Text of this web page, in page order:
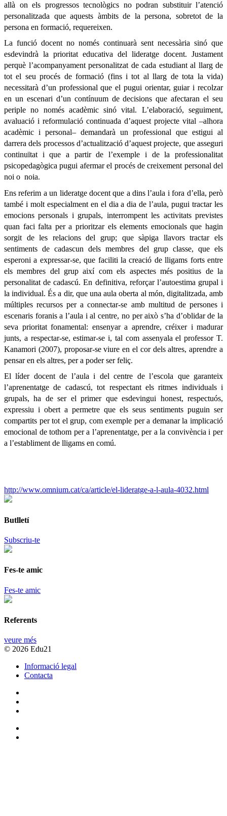
allà on els progressos tecnològics no podran substituir l’atenció
personalitzada que aquests àmbits de la persona, sobretot de la
persona en formació, requereixen.
La funció docent no només continuarà sent necessària sinó que
esdevindrà la prioritat educativa del lideratge docent. Justament
perquè l’acompanyament personalitzat de cada estudiant al llarg de
tot el seu procés de formació (fins i tot al llarg de tota la vida)
necessitarà d’un professional que el pugui orientar, guiar i recolzar
en un escenari d’un contínuum de decisions que afectaran el seu
periple no només acadèmic sinó vital. L’elaboració, seguiment,
avaluació i reformulació continuada d’aquest projecte vital –alhora
acadèmic i personal– demandarà un professional que estigui al
darrera dels processos d’actualització d’aquest projecte, que asseguri
continuïtat i que a partir de l’exemple i de la professionalitat
psicopedagògica pugui afermar el procés de creixement personal del
noi o noia.
Ens referim a un lideratge docent que a dins l’aula i fora d’ella, però
també i molt especialment en el dia a dia de l’aula, pugui tractar les
emocions personals i grupals, interrompent les activitats previstes
quan faci falta per a prioritzar els elements emocionals que hagin
sorgit de les relacions del grup; que sàpiga llavors tractar els
sentiments de cadascun dels membres del grup classe, que els
esperoni a expressar-se, que faciliti la creació de lligams forts entre
els membres del grup així com els aspectes més positius de la
personalitat de cadascú. En definitiva, reforçar l’autoestima grupal i
la individual. És a dir, que una aula oberta al món, digitalitzada, amb
múltiples recursos per a connectar-se amb multitud de persones i
escenaris foranis a l’aula i al centre, no per això s’ha d’oblidar de la
seva prioritat fonamental: ensenyar a aprendre, créixer i madurar
junts, a respectar-se, estimar-se i, tal com assenyala el professor T.
Kanamori (2007), proposar-se viure en el cor dels altres, aprendre a
pensar en els altres, per a poder ser feliç.
El líder docent de l’aula i del centre de l’escola que garanteix
l’aprenentatge de cadascú, tot respectant els ritmes individuals i
grupals, ha de ser el primer que esdevingui honest, respectuós,
expressiu i obert a permetre que els seus sentiments puguin ser
compartits per tot el grup, com exemple per a demanar la implicació
emocional de tothom per a l’aprenentatge, per a la convivència i per
a l’establiment de lligams en comú.
http://www.omnium.cat/ca/article/el-lideratge-a-l-aula-4032.html
Butlletí
Subscriu-te
Fes-te amic
Fes-te amic
Referents
veure més
© 2026 Edu21
Informació legal
Contacta